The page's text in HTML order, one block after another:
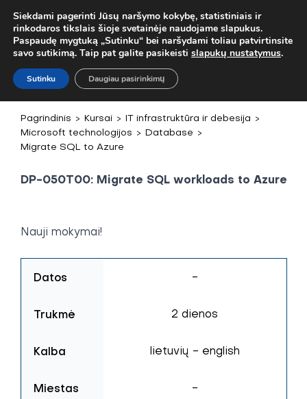
MOB. TEL. +37067579127 ARBA EL. P. MOKYMAI@BKA.LT
Pagrindinis > Kursai > IT infrastruktūra ir debesija >
Microsoft technologijos > Database >
Migrate SQL to Azure
DP-050T00: Migrate SQL workloads to Azure
Nauji mokymai!
Datos -
Trukmė 2 dienos
Kalba lietuvių - english
Miestas -
Siekdami pagerinti Jūsų naršymo kokybę, statistiniais ir
rinkodaros tikslais šioje svetainėje naudojame slapukus.
Paspaudę mygtuką „Sutinku“ bei naršydami toliau patvirtinsite
savo sutikimą. Taip pat galite pasikeisti slapukų nustatymus.
Sutinku Daugiau pasirinkimų